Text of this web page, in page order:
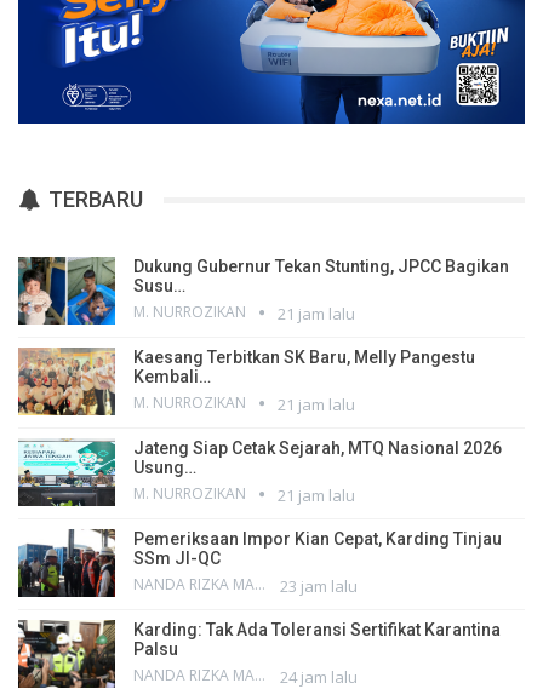
TERBARU
Dukung Gubernur Tekan Stunting, JPCC Bagikan
Susu…
M. NURROZIKAN 21 jam lalu
Kaesang Terbitkan SK Baru, Melly Pangestu
Kembali…
M. NURROZIKAN 21 jam lalu
Jateng Siap Cetak Sejarah, MTQ Nasional 2026
Usung…
M. NURROZIKAN 21 jam lalu
Pemeriksaan Impor Kian Cepat, Karding Tinjau
SSm JI-QC
NANDA RIZKA MAHENDRA 23 jam lalu
Karding: Tak Ada Toleransi Sertifikat Karantina
Palsu
NANDA RIZKA MAHENDRA 24 jam lalu